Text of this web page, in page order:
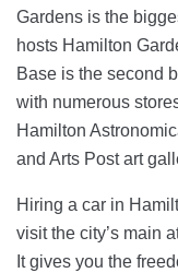
Gardens is the
hosts Hamilton
Base is the second
with numerous
Hamilton
and Arts Post art
Hiring a car in
visit the city’s main
It gives you the